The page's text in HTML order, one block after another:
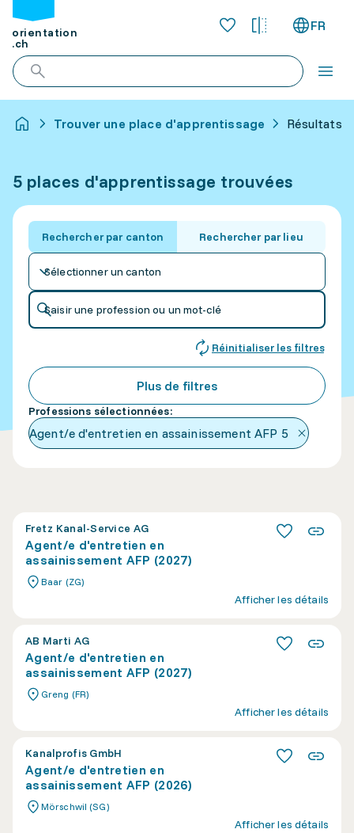
orientation
.ch
FR
Trouver une place d'apprentissage Résultats
5 places d'apprentissage trouvées
Rechercher par canton Rechercher par lieu
Sélectionner un canton
Saisir une profession ou un mot-clé
Réinitialiser les filtres
Plus de filtres
Professions sélectionnées:
Agent/e d'entretien en assainissement AFP 5
Fretz Kanal-Service AG
Agent/e d'entretien en
assainissement AFP (2027)
Baar (ZG)
Afficher les détails
AB Marti AG
Agent/e d'entretien en
assainissement AFP (2027)
Greng (FR)
Afficher les détails
Kanalprofis GmbH
Agent/e d'entretien en
assainissement AFP (2026)
Mörschwil (SG)
Afficher les détails